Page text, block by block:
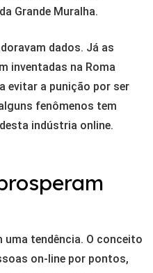
Grande Muralha.
dados. Já as
inventadas na Roma
evitar a punição por ser
fenômenos tem
indústria online.
tendência. O conceito
on-line por pontos,